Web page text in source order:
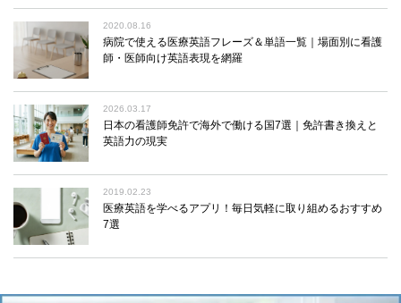
2020.08.16
病院で使える医療英語フレーズ＆単語一覧｜場面別に看護
師・医師向け英語表現を網羅
2026.03.17
日本の看護師免許で海外で働ける国7選｜免許書き換えと
英語力の現実
2019.02.23
医療英語を学べるアプリ！毎日気軽に取り組めるおすすめ
7選